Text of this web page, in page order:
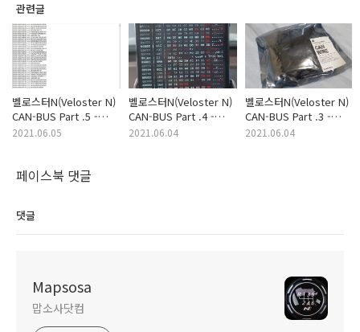
관련글
벨로스터N(Veloster N)
CAN-BUS Part .5 -
CANDump 분석
2021.06.05
벨로스터N(Veloster N)
CAN-BUS Part .4 -
CAN-BUS Logging
2021.06.04
벨로스터N(Veloster N)
CAN-BUS Part .3 -
CAN 통신 케이블
2021.06.04
페이스북 댓글
댓글
Mapsosa
맙소사닷컴